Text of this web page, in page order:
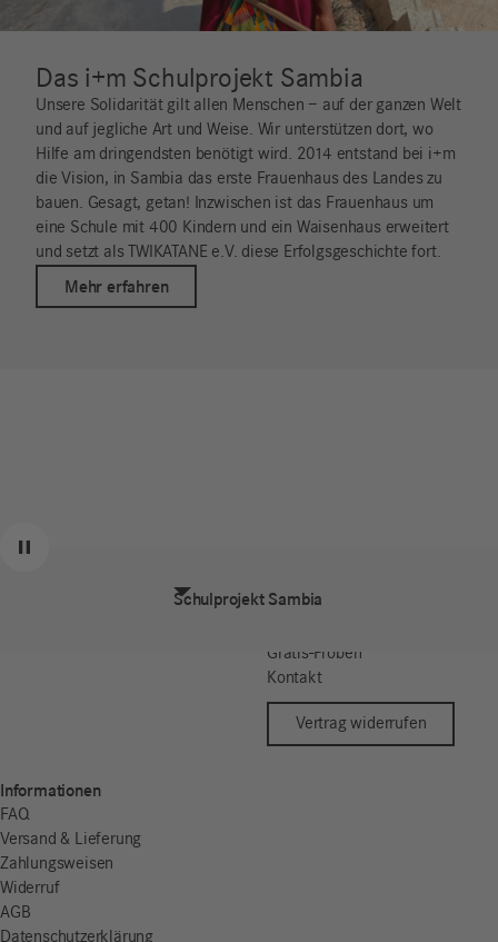
Das i+m Schulprojekt Sambia
Unsere Solidarität gilt allen Menschen – auf der ganzen Welt
und auf jegliche Art und Weise. Wir unterstützen dort, wo
Hilfe am dringendsten benötigt wird. 2014 entstand bei i+m
die Vision, in Sambia das erste Frauenhaus des Landes zu
bauen. Gesagt, getan! Inzwischen ist das Frauenhaus um
eine Schule mit 400 Kindern und ein Waisenhaus erweitert
und setzt als TWIKATANE e.V. diese Erfolgsgeschichte fort.
Mehr erfahren
Schulprojekt Sambia
Zurück
Weiter
Pause
Über uns
Inhaltsstoffe
Gratis-Proben
Kontakt
Vertrag widerrufen
Informationen
FAQ
Versand & Lieferung
Zahlungsweisen
Widerruf
AGB
Datenschutzerklärung